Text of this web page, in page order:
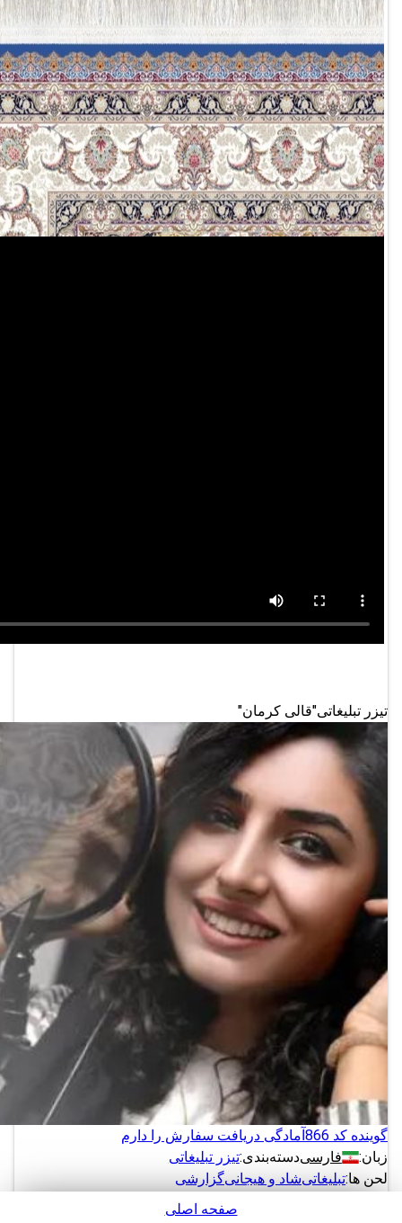
تیزر تبلیغاتی"قالی کرمان"
گوینده کد 866
آمادگی دریافت سفارش را دارم
زبان:
فارسیدسته‌بندی:تیزر تبلیغاتی
لحن ها:تبلیغاتیشاد و هیجانیگزارشی
صفحه اصلی